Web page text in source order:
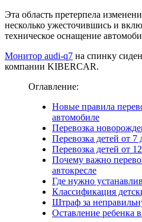
Эта область претерпела
несколько ужесточившись и
техническое оснащение
Монитор audi-q7 на спинку
компании KIBERCAR.
Оглавление:
Новые правила
автомобиле
Перевозка
Перевозка детей от 7
Перевозка детей от
Почему важно
автокресле
Где нужно
Классификация
Штраф за
Оставление ребенка